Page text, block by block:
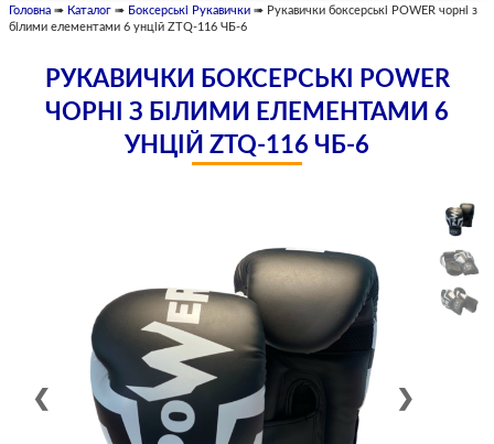
Головна ➠ Каталог ➠ Боксерські Рукавички ➠ Рукавички боксерські POWER чорні з
білими елементами 6 унцій ZTQ-116 ЧБ-6
РУКАВИЧКИ БОКСЕРСЬКІ POWER
ЧОРНІ З БІЛИМИ ЕЛЕМЕНТАМИ 6
УНЦІЙ ZTQ-116 ЧБ-6
❮ ❯